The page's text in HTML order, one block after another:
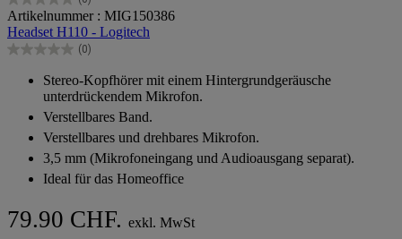
0.0
von
5
Sternen.
Artikelnummer : MIG150386
Headset H110 - Logitech
(0)
0.0
Sternen.
Stereo-Kopfhörer mit einem Hintergrundgeräusche
unterdrückendem Mikrofon.
Verstellbares Band.
Verstellbares und drehbares Mikrofon.
3,5 mm (Mikrofoneingang und Audioausgang separat).
Ideal für das Homeoffice
79.90 CHF. exkl. MwSt